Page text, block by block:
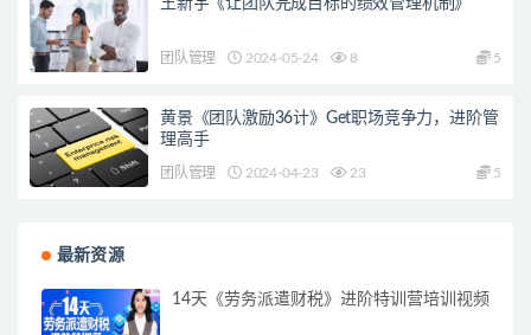
王新宇《让团队完成目标的绩效管理机制》
团队管理 2024-05-24 8 5
黄景《团队激励36计》Get职场竞争力，进阶管
理高手
团队管理 2024-04-23 23 5
最新资源
14天《劳务派遣财税》进阶特训营培训视频